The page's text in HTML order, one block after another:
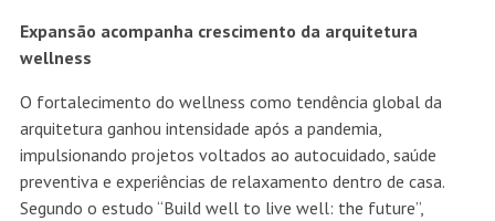
Expansão acompanha crescimento da arquitetura
wellness
O fortalecimento do wellness como tendência global da
arquitetura ganhou intensidade após a pandemia,
impulsionando projetos voltados ao autocuidado, saúde
preventiva e experiências de relaxamento dentro de casa.
Segundo o estudo “Build well to live well: the future”,